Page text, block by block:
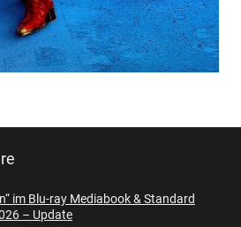
im Blu-ray Mediabook & Standard
– Update